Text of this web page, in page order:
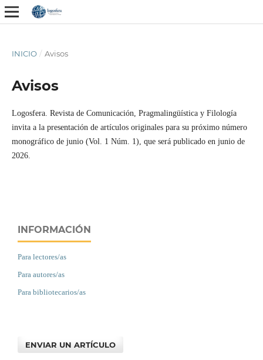
INICIO / Avisos
Avisos
Logosfera. Revista de Comunicación, Pragmalingüística y Filología
invita a la presentación de artículos originales para su próximo número
monográfico de junio (Vol. 1 Núm. 1), que será publicado en junio de
2026.
INFORMACIÓN
Para lectores/as
Para autores/as
Para bibliotecarios/as
ENVIAR UN ARTÍCULO